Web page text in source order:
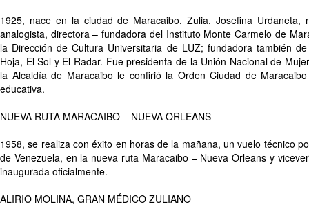
1925, nace en la ciudad de Maracaibo, Zulia, Josefina Urdaneta,
analogista, directora – fundadora del Instituto Monte Carmelo de
la Dirección de Cultura Universitaria de LUZ; fundadora también
Hoja, El Sol y El Radar. Fue presidenta de la Unión Nacional de
la Alcaldía de Maracaibo le confirió la Orden Ciudad de
educativa.
NUEVA RUTA MARACAIBO – NUEVA ORLEANS
1958, se realiza con éxito en horas de la mañana, un vuelo técnico
de Venezuela, en la nueva ruta Maracaibo – Nueva Orleans y
inaugurada oficialmente.
ALIRIO MOLINA, GRAN MÉDICO ZULIANO